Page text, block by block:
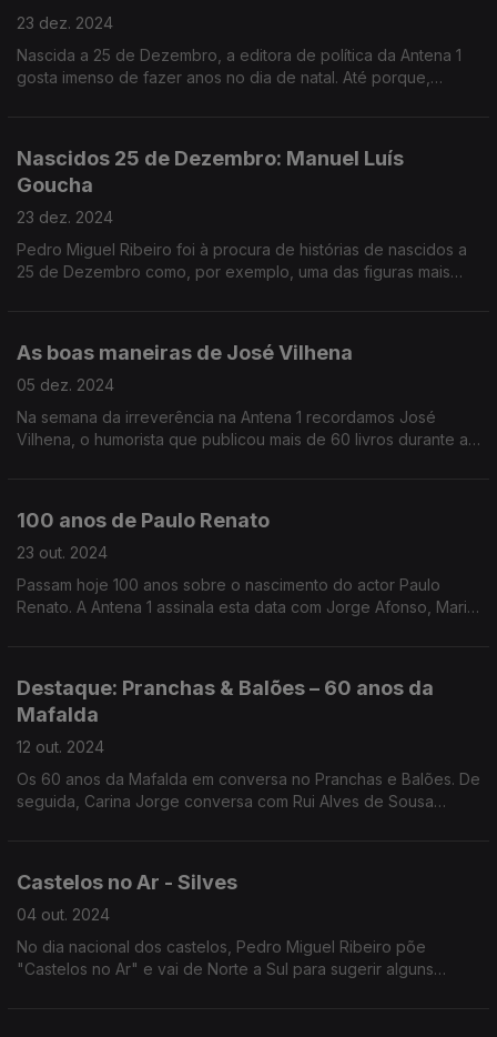
23 dez. 2024
Nascida a 25 de Dezembro, a editora de política da Antena 1
gosta imenso de fazer anos no dia de natal. Até porque,
Nascidos 25 de Dezembro: Manuel Luís
Goucha
23 dez. 2024
Pedro Miguel Ribeiro foi à procura de histórias de nascidos a
25 de Dezembro como, por exemplo, uma das figuras mais
As boas maneiras de José Vilhena
05 dez. 2024
Na semana da irreverência na Antena 1 recordamos José
Vilhena, o humorista que publicou mais de 60 livros durante a
100 anos de Paulo Renato
23 out. 2024
Passam hoje 100 anos sobre o nascimento do actor Paulo
Renato. A Antena 1 assinala esta data com Jorge Afonso, Maria
Destaque: Pranchas & Balões – 60 anos da
Mafalda
12 out. 2024
Os 60 anos da Mafalda em conversa no Pranchas e Balões. De
seguida, Carina Jorge conversa com Rui Alves de Sousa
Castelos no Ar - Silves
04 out. 2024
No dia nacional dos castelos, Pedro Miguel Ribeiro põe
"Castelos no Ar" e vai de Norte a Sul para sugerir alguns